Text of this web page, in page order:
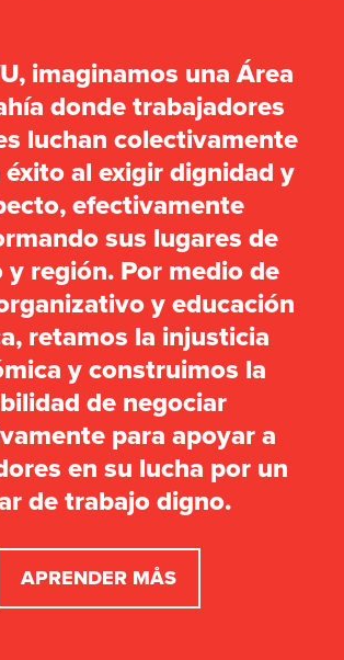
imaginamos una Área
donde trabajadores
luchan colectivamente
al exigir dignidad y
efectivamente
sus lugares de
región. Por medio de
y educación
retamos la injusticia
y construimos la
de negociar
para apoyar a
en su lucha por un
de trabajo digno.
APRENDER MÅS